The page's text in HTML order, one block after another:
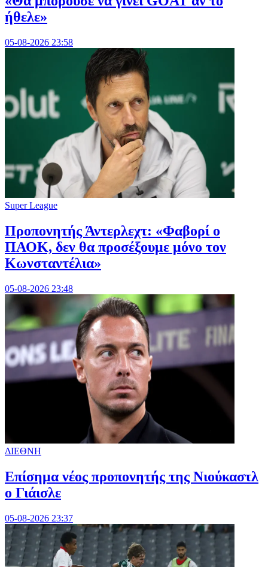
ήθελε»
05-08-2026 23:58
Super League
Προπονητής Άντερλεχτ: «Φαβορί ο
ΠΑΟΚ, δεν θα προσέξουμε μόνο τον
Κωνσταντέλια»
05-08-2026 23:48
ΔΙΕΘΝΗ
Επίσημα νέος προπονητής της Νιούκαστλ
ο Γιάισλε
05-08-2026 23:37